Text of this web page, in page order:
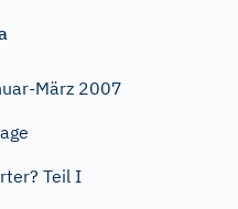
März 2007
Teil I